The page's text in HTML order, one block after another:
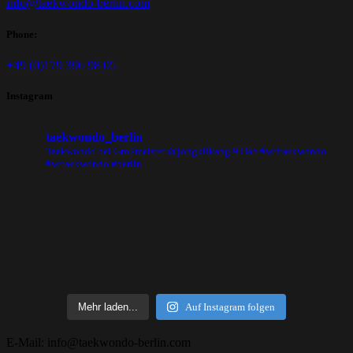
info@taekwondo-berlin.com
Phone:
+49 (0)179 396 98 05
Instagram
taekwondo_berlin
Taekwondo bei Großmeister @jongkilkang 9.Dan #wtftaekwondo
#wttaekwondo #berlin
Mehr laden... Auf Instagram folgen
E-Mail: info@taekwondo-berlin.com